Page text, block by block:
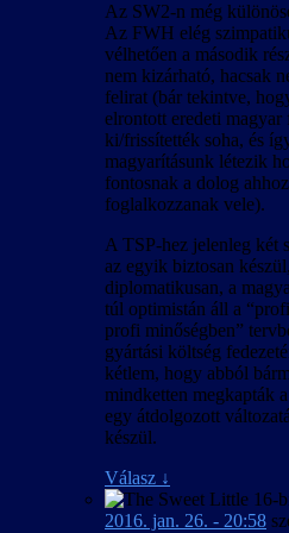
Az SW2-n még
Az FWH elég
vélhetően a második
nem kizárható, hacsak
felirat (bár tekintve,
elrontott eredeti
ki/frissítették soha, és
magyarításunk létezik
fontosnak a dolog
foglalkozzanak vele).
A TSP-hez jelenleg két
az egyik biztosan
diplomatikusan, a
túl optimistán áll a
profi minőségben”
gyártási költség
kétlem, hogy abból
mindketten megkapták
egy átdolgozott
készül.
Válasz ↓
2016. jan. 26. - 20:58